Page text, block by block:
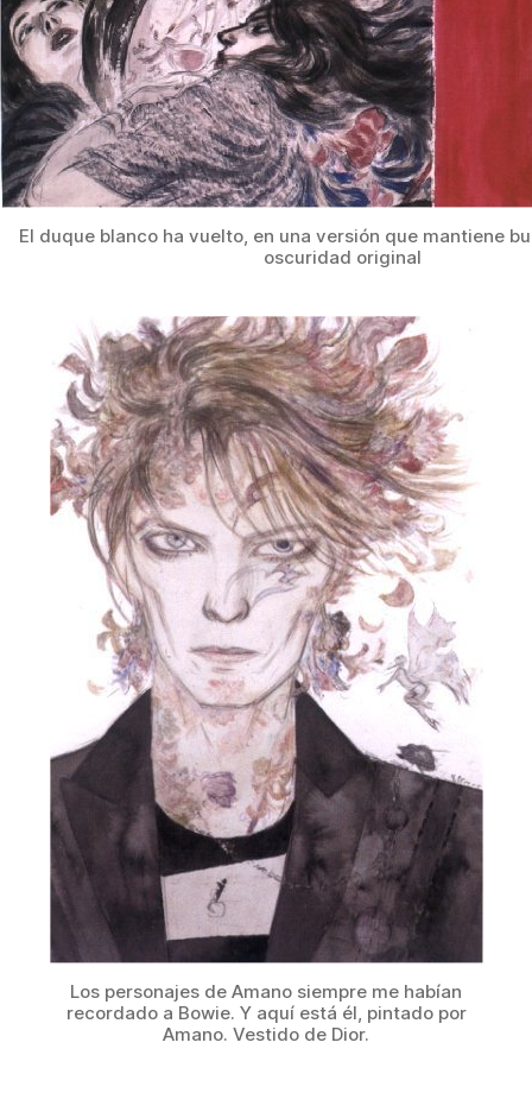
El duque blanco ha vuelto, en una versión que mantiene
oscuridad original
Los personajes de Amano siempre me habían
recordado a Bowie. Y aquí está él, pintado por
Amano. Vestido de Dior.